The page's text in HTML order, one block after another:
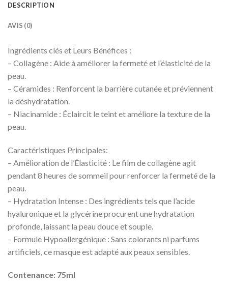
DESCRIPTION
AVIS (0)
Ingrédients clés et Leurs Bénéfices :
– Collagène : Aide à améliorer la fermeté et l’élasticité de la
peau.
– Céramides : Renforcent la barrière cutanée et préviennent
la déshydratation.
– Niacinamide : Éclaircit le teint et améliore la texture de la
peau.
Caractéristiques Principales:
– Amélioration de l’Élasticité : Le film de collagène agit
pendant 8 heures de sommeil pour renforcer la fermeté de la
peau.
– Hydratation Intense : Des ingrédients tels que l’acide
hyaluronique et la glycérine procurent une hydratation
profonde, laissant la peau douce et souple.
– Formule Hypoallergénique : Sans colorants ni parfums
artificiels, ce masque est adapté aux peaux sensibles.
Contenance: 75ml